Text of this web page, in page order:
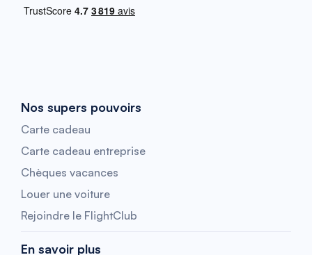
Nos supers pouvoirs
Carte cadeau
Carte cadeau entreprise
Chèques vacances
Louer une voiture
Rejoindre le FlightClub
En savoir plus